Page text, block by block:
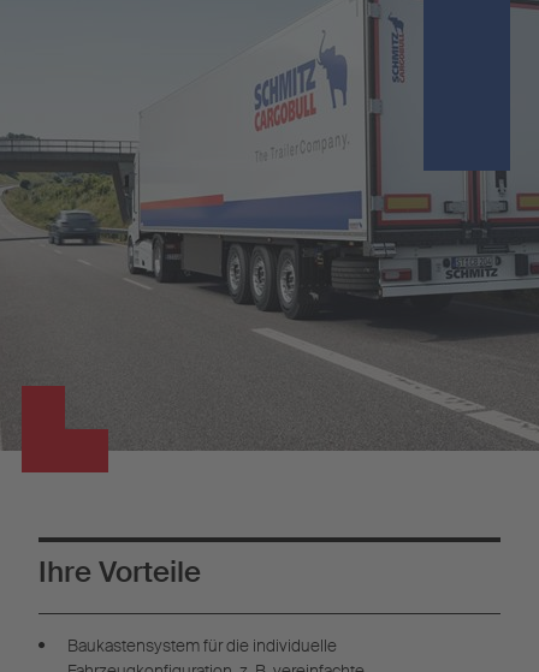
Ihre Vorteile
Baukastensystem für die individuelle